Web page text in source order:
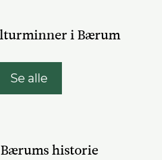
i Bærum
Se alle
historie